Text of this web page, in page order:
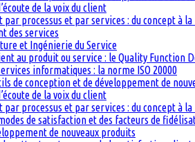
de la voix du client
par processus et par services : du concept à
des services
et Ingénierie du Service
au produit ou service : le Quality Function
informatiques : la norme ISO 20000
de conception et de développement de
de la voix du client
par processus et par services : du concept à
de satisfaction et des facteurs de
de nouveaux produits